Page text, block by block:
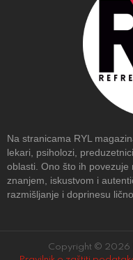
Na stranicama RYL
lekari, psiholozi,
oblasti. Ono što ih povezuje
znanjem, iskustvom i
razmišljanje i doprinesu
Copyright © 2026